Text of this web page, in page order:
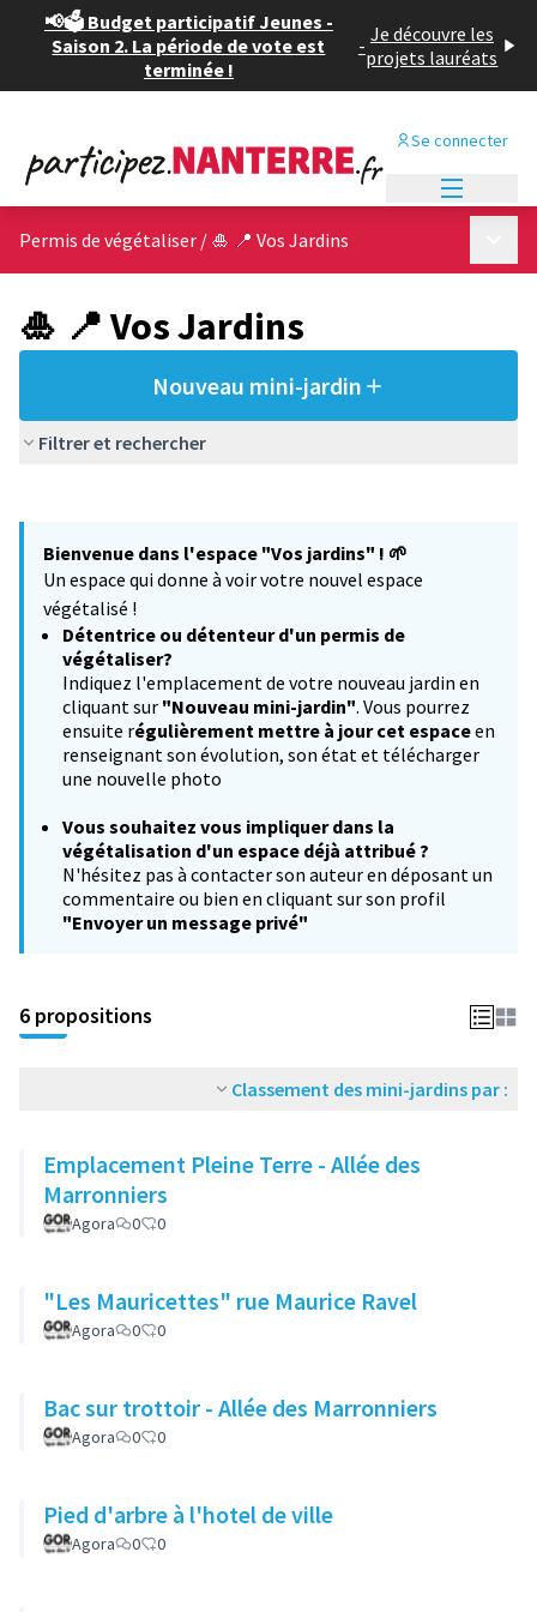
📢🗳️ Budget participatif Jeunes -
Saison 2. La période de vote est
terminée !
- Je découvre les
projets lauréats
Se connecter
Permis de végétaliser / 🎍 📍 Vos Jardins
🎍 📍 Vos Jardins
Nouveau mini-jardin
Filtrer et rechercher
−
Bienvenue dans l'espace "Vos jardins" ! 🌱
Un espace qui donne à voir votre nouvel espace
végétalisé !
Détentrice ou détenteur d'un permis de
végétaliser?
Indiquez l'emplacement de votre nouveau jardin en
cliquant sur "Nouveau mini-jardin". Vous pourrez
ensuite régulièrement mettre à jour cet espaceen
renseignant son évolution, son état et télécharger
une nouvelle photo
Vous souhaitez vous impliquer dans la
végétalisation d'un espace déjà attribué ?
N'hésitez pas à contacter son auteur en déposant un
commentaire ou bien en cliquant sur son profil
"Envoyer un message privé"
6 propositions
Classement des mini-jardins par :
Emplacement Pleine Terre - Allée des
Marronniers
Agora 0 0
"Les Mauricettes" rue Maurice Ravel
Agora 0 0
Bac sur trottoir - Allée des Marronniers
Agora 0 0
Pied d'arbre à l'hotel de ville
Agora 0 0